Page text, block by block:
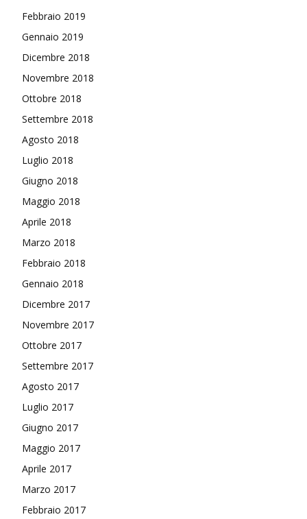
Febbraio 2019
Gennaio 2019
Dicembre 2018
Novembre 2018
Ottobre 2018
Settembre 2018
Agosto 2018
Luglio 2018
Giugno 2018
Maggio 2018
Aprile 2018
Marzo 2018
Febbraio 2018
Gennaio 2018
Dicembre 2017
Novembre 2017
Ottobre 2017
Settembre 2017
Agosto 2017
Luglio 2017
Giugno 2017
Maggio 2017
Aprile 2017
Marzo 2017
Febbraio 2017